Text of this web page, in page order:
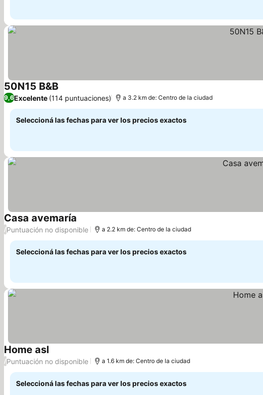
50N15 B&BVer precios
9,6Excelente (114 puntuaciones) a 3.2 km de: Centro de la ciudad
Seleccioná las fechas para ver los precios exactos
Casa avemaría Ver precios
/Puntuación no disponible a 2.2 km de: Centro de la ciudad
Seleccioná las fechas para ver los precios exactos
Home aslVer precios
/Puntuación no disponible a 1.6 km de: Centro de la ciudad
Seleccioná las fechas para ver los precios exactos